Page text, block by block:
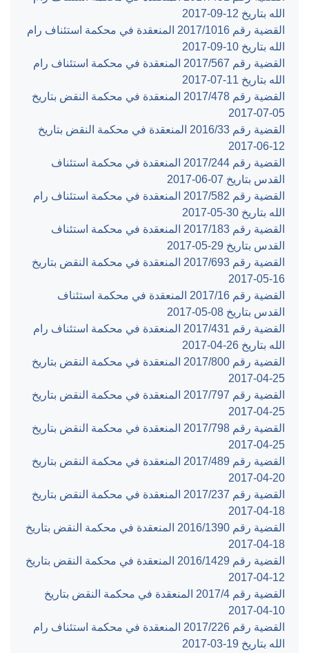
الله بتاريخ ‎2017-09-12‏
القضية رقم ‎1016‏/‎2017‏ المنعقدة في محكمة استئناف رام
الله بتاريخ ‎2017-09-10‏
القضية رقم ‎567‏/‎2017‏ المنعقدة في محكمة استئناف رام
الله بتاريخ ‎2017-07-11‏
القضية رقم ‎478‏/‎2017‏ المنعقدة في محكمة النقض بتاريخ
‎2017-07-05‏
القضية رقم ‎33‏/‎2016‏ المنعقدة في محكمة النقض بتاريخ
‎2017-06-12‏
القضية رقم ‎244‏/‎2017‏ المنعقدة في محكمة استئناف
القدس بتاريخ ‎2017-06-07‏
القضية رقم ‎582‏/‎2017‏ المنعقدة في محكمة استئناف رام
الله بتاريخ ‎2017-05-30‏
القضية رقم ‎183‏/‎2017‏ المنعقدة في محكمة استئناف
القدس بتاريخ ‎2017-05-29‏
القضية رقم ‎693‏/‎2017‏ المنعقدة في محكمة النقض بتاريخ
‎2017-05-16‏
القضية رقم ‎16‏/‎2017‏ المنعقدة في محكمة استئناف
القدس بتاريخ ‎2017-05-08‏
القضية رقم ‎431‏/‎2017‏ المنعقدة في محكمة استئناف رام
الله بتاريخ ‎2017-04-26‏
القضية رقم ‎800‏/‎2017‏ المنعقدة في محكمة النقض بتاريخ
‎2017-04-25‏
القضية رقم ‎797‏/‎2017‏ المنعقدة في محكمة النقض بتاريخ
‎2017-04-25‏
القضية رقم ‎798‏/‎2017‏ المنعقدة في محكمة النقض بتاريخ
‎2017-04-25‏
القضية رقم ‎489‏/‎2017‏ المنعقدة في محكمة النقض بتاريخ
‎2017-04-20‏
القضية رقم ‎237‏/‎2017‏ المنعقدة في محكمة النقض بتاريخ
‎2017-04-18‏
القضية رقم ‎1390‏/‎2016‏ المنعقدة في محكمة النقض بتاريخ
‎2017-04-18‏
القضية رقم ‎1429‏/‎2016‏ المنعقدة في محكمة النقض بتاريخ
‎2017-04-12‏
القضية رقم ‎4‏/‎2017‏ المنعقدة في محكمة النقض بتاريخ
‎2017-04-10‏
القضية رقم ‎226‏/‎2017‏ المنعقدة في محكمة استئناف رام
الله بتاريخ ‎2017-03-19‏